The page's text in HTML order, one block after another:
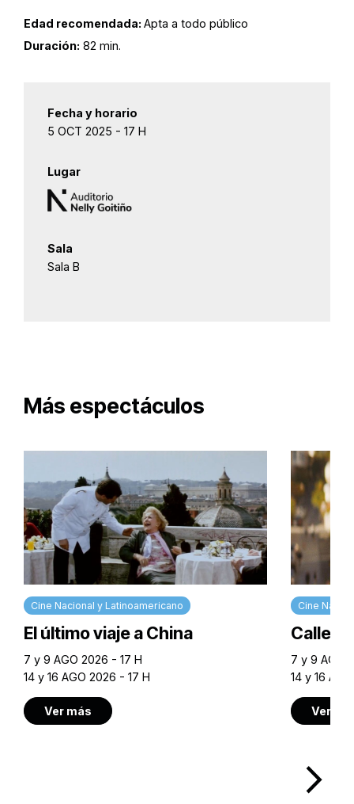
Edad recomendada: Apta a todo público
Duración: 82 min.
Fecha y horario
5 OCT 2025 - 17 H
Lugar
Sala
Sala B
Más espectáculos
Cine Nacional y Latinoamericano
El último viaje a China
7 y 9 AGO 2026 - 17 H
14 y 16 AGO 2026 - 17 H
Ver más
Cine
Calle
7 y 9 AGO
14 y 16
Ver
arrow_forward_ios